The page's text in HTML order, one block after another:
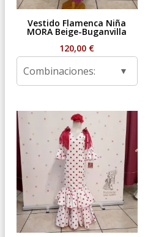
Vestido Flamenca Niña
MORA Beige-Buganvilla
120,00 €
Combinaciones: